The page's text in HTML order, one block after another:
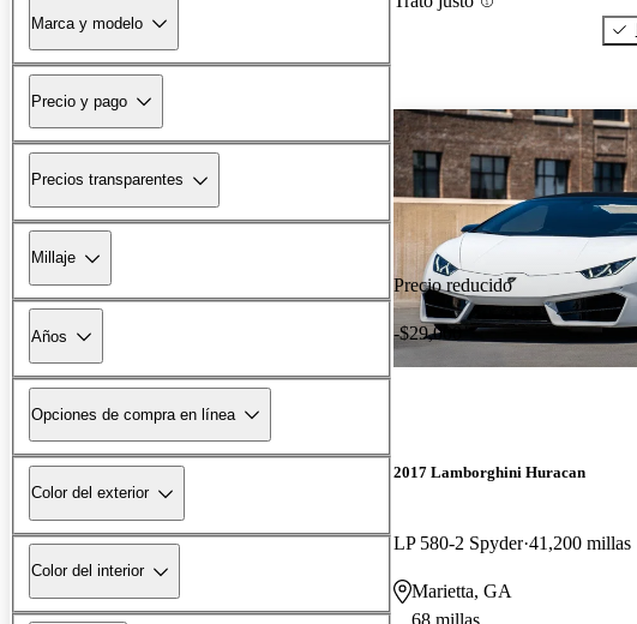
Marca y modelo
Precio y pago
Precios transparentes
Millaje
Años
Opciones de compra en línea
Color del exterior
Color del interior
Precio reducido
-$29,000
2017 Lamborghini Huracan
LP 580-2 Spyder 41,200 millas
Marietta, GA
68 millas